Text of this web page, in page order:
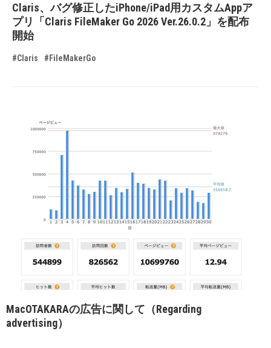
Claris、バグ修正したiPhone/iPad用カスタムAppア
プリ「Claris FileMaker Go 2026 Ver.26.0.2」を配布
開始
#Claris #FileMakerGo
MacOTAKARAの広告に関して（Regarding
advertising）